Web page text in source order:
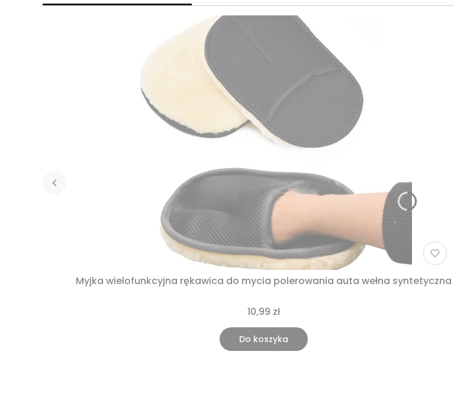
Myjka wielofunkcyjna rękawica do mycia polerowania auta wełna syntetyczna
10,99 zł
Do koszyka